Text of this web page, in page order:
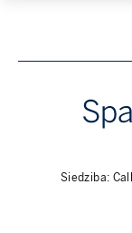
Siedziba: